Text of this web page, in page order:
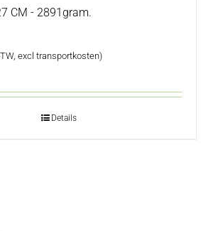
CM - 2891gram.
excl transportkosten)
Details